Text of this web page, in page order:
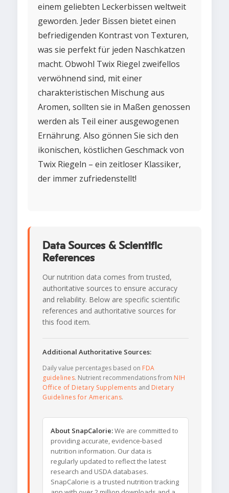
einem geliebten Leckerbissen weltweit
geworden. Jeder Bissen bietet einen
befriedigenden Kontrast von Texturen,
was sie perfekt für jeden Naschkatzen
macht. Obwohl Twix Riegel zweifellos
verwöhnend sind, mit einer
charakteristischen Mischung aus
Aromen, sollten sie in Maßen genossen
werden als Teil einer ausgewogenen
Ernährung. Also gönnen Sie sich den
ikonischen, köstlichen Geschmack von
Twix Riegeln – ein zeitloser Klassiker,
der immer zufriedenstellt!
Data Sources & Scientific
References
Our nutrition data comes from trusted,
authoritative sources to ensure accuracy
and reliability. Below are specific scientific
references and authoritative sources for
this food item.
Additional Authoritative Sources:
Daily value percentages based on FDA
guidelines. Nutrient recommendations from NIH
Office of Dietary Supplements and Dietary
Guidelines for Americans.
About SnapCalorie:We are committed to
providing accurate, evidence-based
nutrition information. Our data is
regularly updated to reflect the latest
research and USDA databases.
SnapCalorie is a trusted nutrition tracking